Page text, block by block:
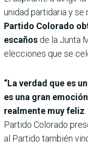
unidad partidaria y
Partido Colorado
escaños de la Junta
elecciones que se
“La verdad que es
es una gran
realmente muy feliz
Partido Colorado
al Partido también